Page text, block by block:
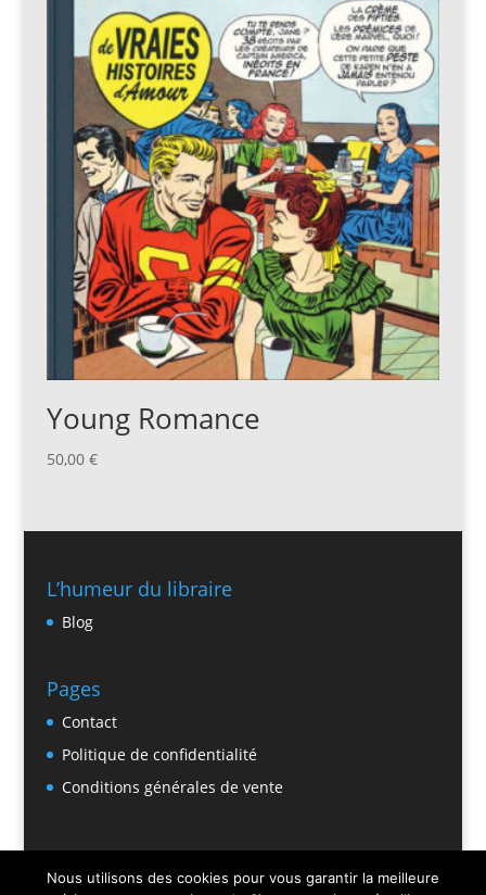
Young Romance
50,00 €
L’humeur du libraire
Blog
Pages
Contact
Politique de confidentialité
Conditions générales de vente
Nous utilisons des cookies pour vous garantir la meilleure